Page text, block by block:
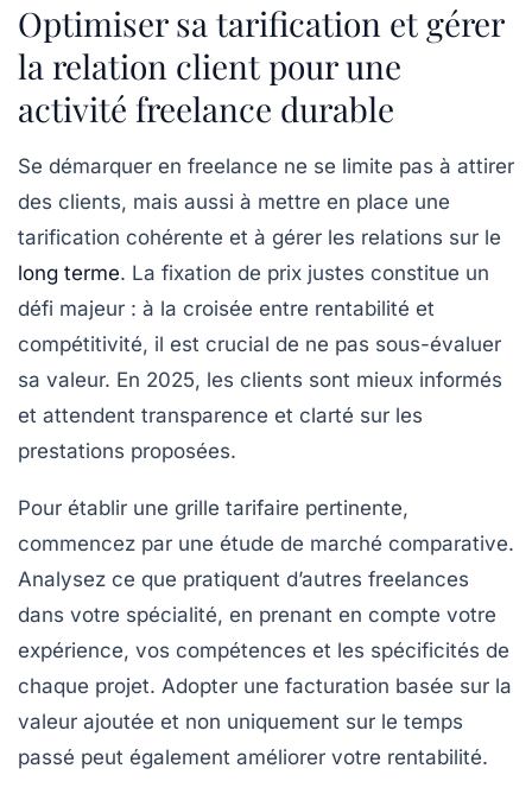
Optimiser sa tarification et gérer
la relation client pour une
activité freelance durable
Se démarquer en freelance ne se limite pas à attirer
des clients, mais aussi à mettre en place une
tarification cohérente et à gérer les relations sur le
long terme. La fixation de prix justes constitue un
défi majeur : à la croisée entre rentabilité et
compétitivité, il est crucial de ne pas sous-évaluer
sa valeur. En 2025, les clients sont mieux informés
et attendent transparence et clarté sur les
prestations proposées.
Pour établir une grille tarifaire pertinente,
commencez par une étude de marché comparative.
Analysez ce que pratiquent d’autres freelances
dans votre spécialité, en prenant en compte votre
expérience, vos compétences et les spécificités de
chaque projet. Adopter une facturation basée sur la
valeur ajoutée et non uniquement sur le temps
passé peut également améliorer votre rentabilité.